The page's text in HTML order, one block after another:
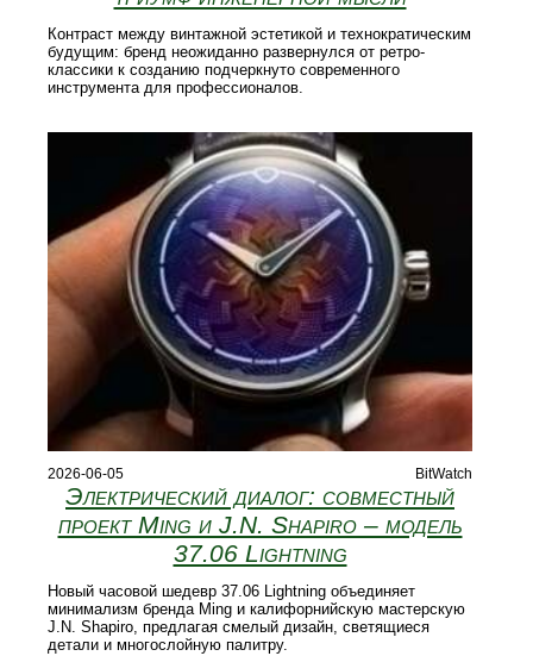
Контраст между винтажной эстетикой и технократическим
будущим: бренд неожиданно развернулся от ретро-
классики к созданию подчеркнуто современного
инструмента для профессионалов.
2026-06-05 BitWatch
Электрический диалог: совместный
проект Ming и J.N. Shapiro – модель
37.06 Lightning
Новый часовой шедевр 37.06 Lightning объединяет
минимализм бренда Ming и калифорнийскую мастерскую
J.N. Shapiro, предлагая смелый дизайн, светящиеся
детали и многослойную палитру.